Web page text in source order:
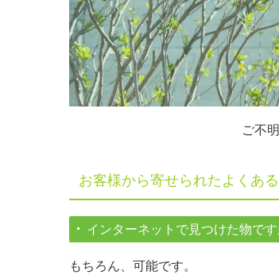
ご不
お客様から寄せられたよくあ
インターネットで見つけた物で
もちろん、可能です。